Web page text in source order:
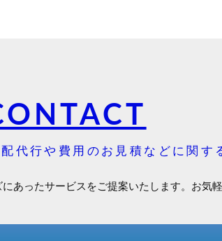
代行や費用のお見積などに関す
あったサービスをご提案いたします。お気